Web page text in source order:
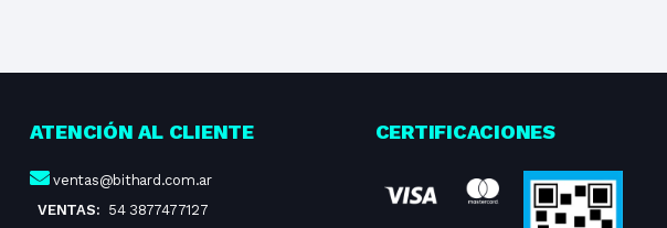
ATENCIÓN AL CLIENTE
ventas@bithard.com.ar
VENTAS: 54 3877477127
CERTIFICACIONES